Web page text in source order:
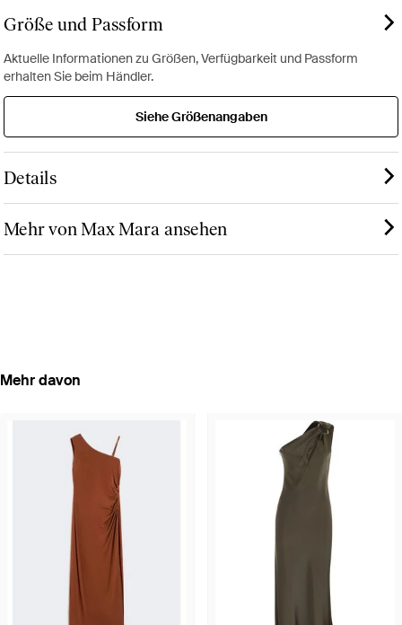
Größe und Passform
Aktuelle Informationen zu Größen, Verfügbarkeit und Passform
erhalten Sie beim Händler.
Siehe Größenangaben
Details
Mehr von Max Mara ansehen
Mehr davon